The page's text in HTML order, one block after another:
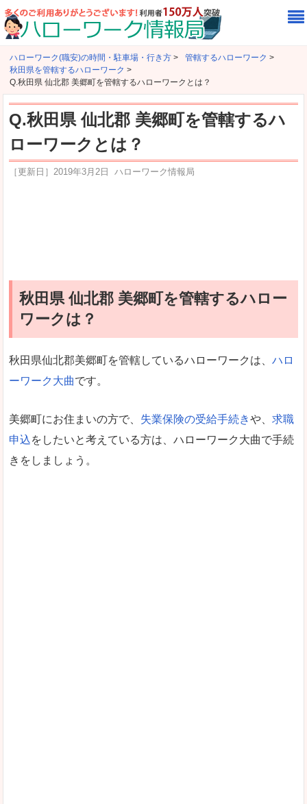
ハローワーク(職安)の時間・駐車場・行き方 > 管轄するハローワーク >
秋田県を管轄するハローワーク >
Q.秋田県 仙北郡 美郷町を管轄するハローワークとは？
Q.秋田県 仙北郡 美郷町を管轄するハ
ローワークとは？
［更新日］ 2019年3月2日 ハローワーク情報局
秋田県 仙北郡 美郷町を管轄するハロー
ワークは？
秋田県仙北郡美郷町を管轄しているハローワークは、 ハロ
ーワーク大曲です。
美郷町にお住まいの方で、 失業保険の受給手続きや、 求職
申込をしたいと考えている方は、ハローワーク大曲で手続
きをしましょう。